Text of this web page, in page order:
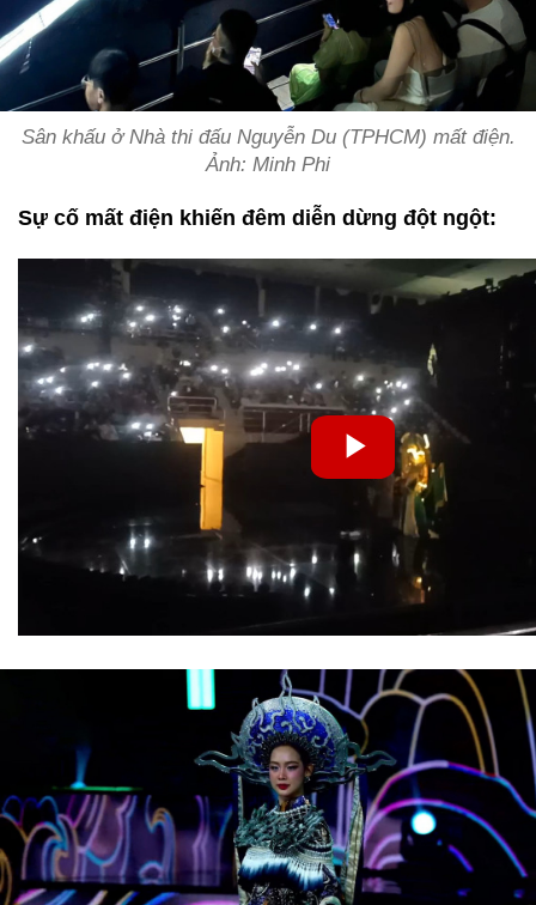
Sân khấu ở Nhà thi đấu Nguyễn Du (TPHCM) mất điện.
Ảnh: Minh Phi
Sự cố mất điện khiến đêm diễn dừng đột ngột: